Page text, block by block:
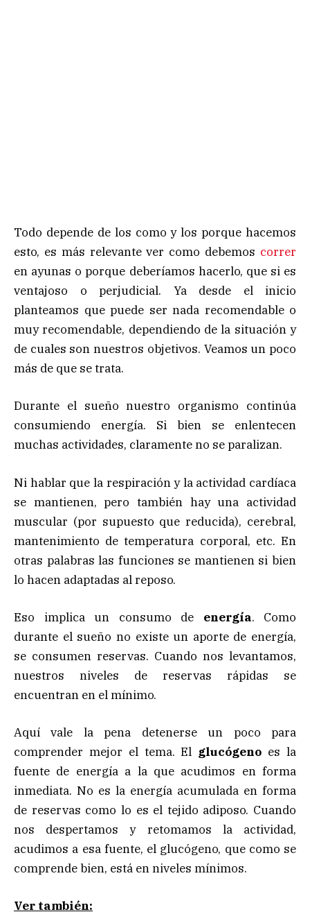
Todo depende de los como y los porque hacemos
esto, es más relevante ver como debemos correr
en ayunas o porque deberíamos hacerlo, que si es
ventajoso o perjudicial. Ya desde el inicio
planteamos que puede ser nada recomendable o
muy recomendable, dependiendo de la situación y
de cuales son nuestros objetivos. Veamos un poco
más de que se trata.
Durante el sueño nuestro organismo continúa
consumiendo energía. Si bien se enlentecen
muchas actividades, claramente no se paralizan.
Ni hablar que la respiración y la actividad cardíaca
se mantienen, pero también hay una actividad
muscular (por supuesto que reducida), cerebral,
mantenimiento de temperatura corporal, etc. En
otras palabras las funciones se mantienen si bien
lo hacen adaptadas al reposo.
Eso implica un consumo de energía. Como
durante el sueño no existe un aporte de energía,
se consumen reservas. Cuando nos levantamos,
nuestros niveles de reservas rápidas se
encuentran en el mínimo.
Aquí vale la pena detenerse un poco para
comprender mejor el tema. El glucógeno es la
fuente de energía a la que acudimos en forma
inmediata. No es la energía acumulada en forma
de reservas como lo es el tejido adiposo. Cuando
nos despertamos y retomamos la actividad,
acudimos a esa fuente, el glucógeno, que como se
comprende bien, está en niveles mínimos.
Ver también: